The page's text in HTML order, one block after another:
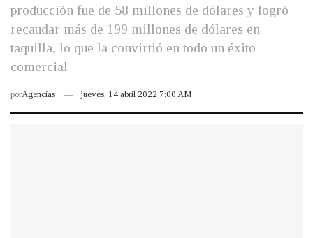
producción fue de 58 millones de dólares y logró
recaudar más de 199 millones de dólares en
taquilla, lo que la convirtió en todo un éxito
comercial
porAgencias jueves, 14 abril 2022 7:00 AM